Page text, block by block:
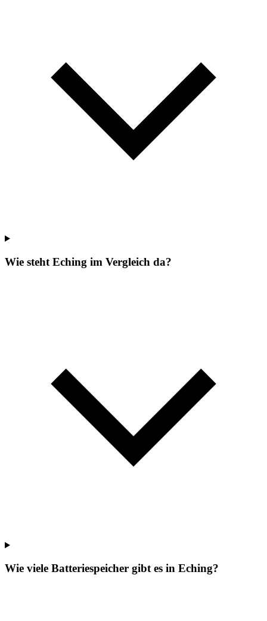
Wie steht Eching im Vergleich da?
Wie viele Batteriespeicher gibt es in Eching?